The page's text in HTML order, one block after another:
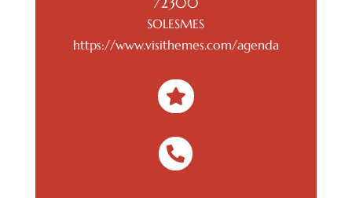
SOLESMES
https://www.visithemes.com/agenda

